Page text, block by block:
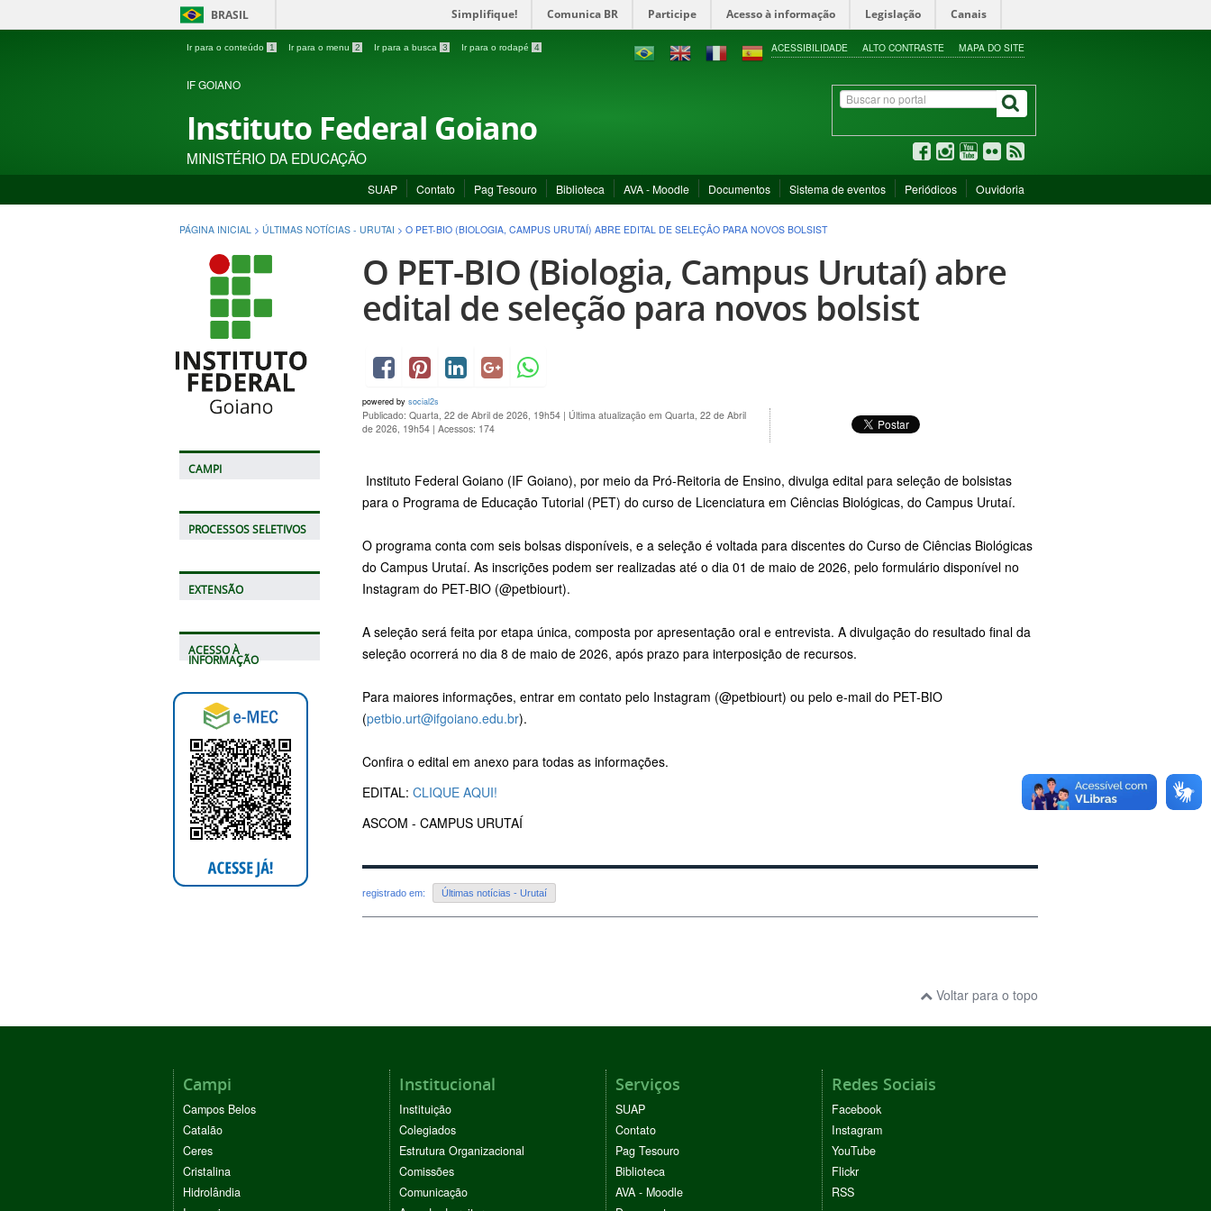
BRASIL Simplifique! Comunica BR Participe Acesso à informação Legislação Canais
Ir para o conteúdo 1 Ir para o menu 2 Ir para a busca 3 Ir para o rodapé 4 ACESSIBILIDADE ALTO CONTRASTE MAPA DO SITE
IF GOIANO
Instituto Federal Goiano
MINISTÉRIO DA EDUCAÇÃO
SUAP Contato Pag Tesouro Biblioteca AVA - Moodle Documentos Sistema de eventos Periódicos Ouvidoria
PÁGINA INICIAL > ÚLTIMAS NOTÍCIAS - URUTAI > O PET-BIO (BIOLOGIA, CAMPUS URUTAÍ) ABRE EDITAL DE SELEÇÃO PARA NOVOS BOLSIST
CAMPI
PROCESSOS SELETIVOS
EXTENSÃO
ACESSO À
INFORMAÇÃO
O PET-BIO (Biologia, Campus Urutaí) abre
edital de seleção para novos bolsist
powered by social2s
Publicado: Quarta, 22 de Abril de 2026, 19h54 | Última atualização em Quarta, 22 de Abril
de 2026, 19h54 | Acessos: 174
Instituto Federal Goiano (IF Goiano), por meio da Pró-Reitoria de Ensino, divulga edital para seleção de bolsistas
para o Programa de Educação Tutorial (PET) do curso de Licenciatura em Ciências Biológicas, do Campus Urutaí.
O programa conta com seis bolsas disponíveis, e a seleção é voltada para discentes do Curso de Ciências Biológicas
do Campus Urutaí. As inscrições podem ser realizadas até o dia 01 de maio de 2026, pelo formulário disponível no
Instagram do PET-BIO (@petbiourt).
A seleção será feita por etapa única, composta por apresentação oral e entrevista. A divulgação do resultado final da
seleção ocorrerá no dia 8 de maio de 2026, após prazo para interposição de recursos.
Para maiores informações, entrar em contato pelo Instagram (@petbiourt) ou pelo e-mail do PET-BIO
(petbio.urt@ifgoiano.edu.br).
Confira o edital em anexo para todas as informações.
EDITAL: CLIQUE AQUI!
ASCOM - CAMPUS URUTAÍ
registrado em: Últimas notícias - Urutaí
Voltar para o topo
Campi
Campos Belos
Catalão
Ceres
Cristalina
Hidrolândia
Institucional
Instituição
Colegiados
Estrutura Organizacional
Comissões
Comunicação
Serviços
SUAP
Contato
Pag Tesouro
Biblioteca
AVA - Moodle
Redes Sociais
Facebook
Instagram
YouTube
Flickr
RSS